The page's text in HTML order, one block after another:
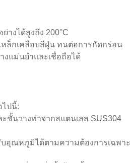
างได้สูงถึง 200°C
หล็กเคลือบสีฝุ่น ทนต่อการกัดกร่อน
แม่นยำและเชื่อถือได้
ไปนี้:
ชั้นวางทำจากสแตนเลส SUS304
บอุณหภูมิได้ตามความต้องการเฉพาะ